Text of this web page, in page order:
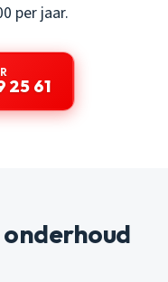
per jaar.
25 61